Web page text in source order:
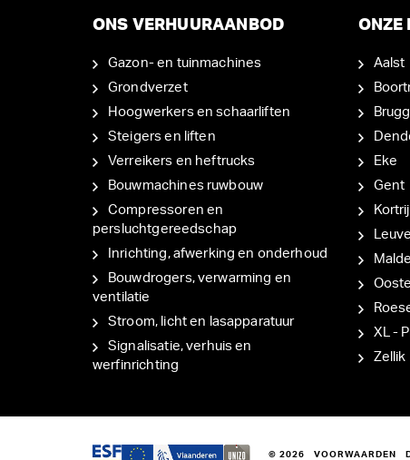
ONS VERHUURAANBOD
Gazon- en tuinmachines
Grondverzet
Hoogwerkers en schaarliften
Steigers en liften
Verreikers en heftrucks
Bouwmachines ruwbouw
Compressoren en
persluchtgereedschap
Inrichting, afwerking en onderhoud
Bouwdrogers, verwarming en
ventilatie
Stroom, licht en lasapparatuur
Signalisatie, verhuis en
werfinrichting
ONZE
Aalst
Eke
Gent
XL -
Zellik
© 2026 VOORWAARDEN